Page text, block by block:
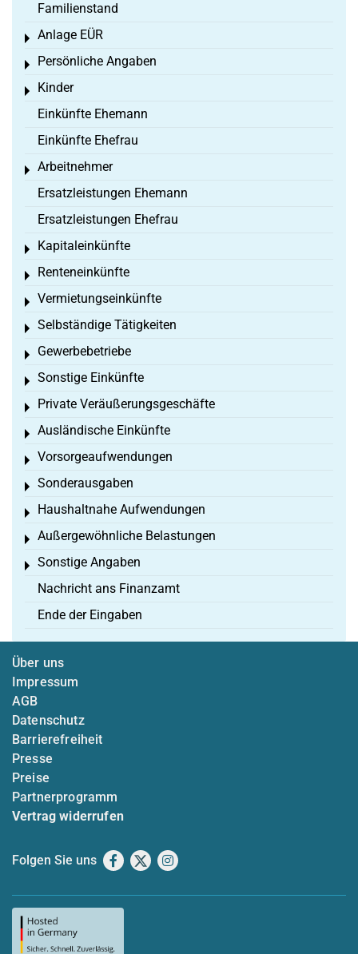
Familienstand
Anlage EÜR
Toggle menu
Persönliche Angaben
Toggle menu
Kinder
Toggle menu
Einkünfte Ehemann
Einkünfte Ehefrau
Arbeitnehmer
Toggle menu
Ersatzleistungen Ehemann
Ersatzleistungen Ehefrau
Kapitaleinkünfte
Toggle menu
Renteneinkünfte
Toggle menu
Vermietungseinkünfte
Toggle menu
Selbständige Tätigkeiten
Toggle menu
Gewerbebetriebe
Toggle menu
Sonstige Einkünfte
Toggle menu
Private Veräußerungsgeschäfte
Toggle menu
Ausländische Einkünfte
Toggle menu
Vorsorgeaufwendungen
Toggle menu
Sonderausgaben
Toggle menu
Haushaltnahe Aufwendungen
Toggle menu
Außergewöhnliche Belastungen
Toggle menu
Sonstige Angaben
Toggle menu
Nachricht ans Finanzamt
Ende der Eingaben
Über uns
Impressum
AGB
Datenschutz
Barrierefreiheit
Presse
Preise
Partnerprogramm
Vertrag widerrufen
Folgen Sie uns Facebook
X Instagram